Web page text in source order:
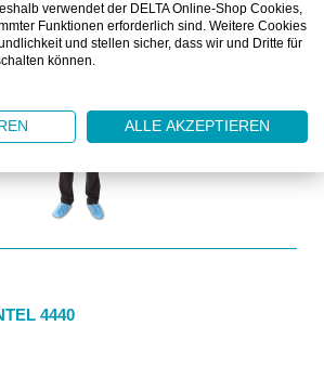
4440
verwendet der DELTA Online-Shop Cookies,
Funktionen erforderlich sind. Weitere Cookies
und stellen sicher, dass wir und Dritte für
können.
ALLE AKZEPTIEREN